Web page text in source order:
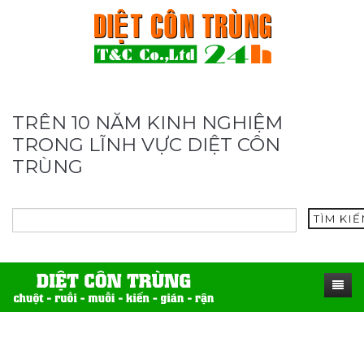
TRÊN 10 NĂM KINH NGHIỆM
TRONG LĨNH VỰC DIỆT CÔN
TRÙNG
TÌM